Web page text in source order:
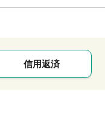
信用返済